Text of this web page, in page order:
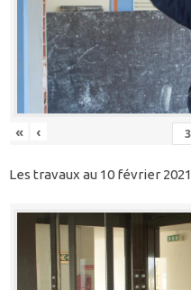
« ‹
Les travaux au 10 février 2021